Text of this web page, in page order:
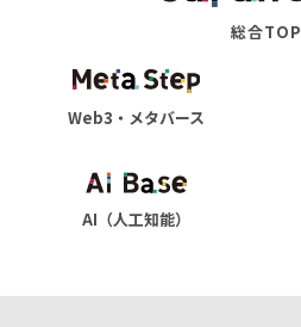
総合TOP
Web3・メタバース
AI（人工知能）